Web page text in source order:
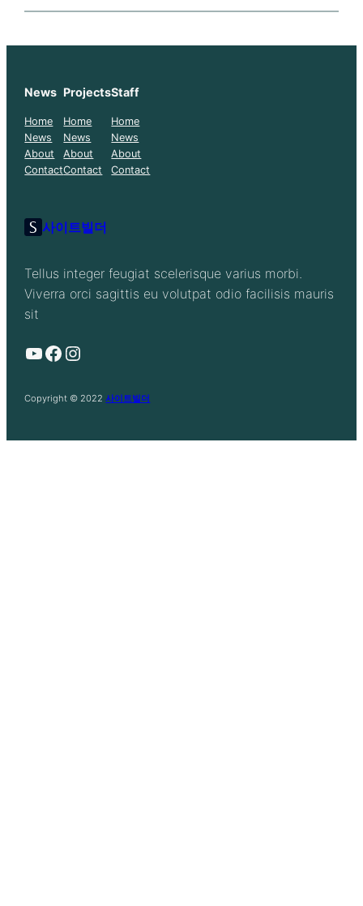
News
Home
News
About
Contact
Projects
Home
News
About
Contact
Staff
Home
News
About
Contact
사이트빌더
Tellus integer feugiat scelerisque varius morbi.
Viverra orci sagittis eu volutpat odio facilisis mauris
sit
YouTube Facebook Instagram
Copyright © 2022 사이트빌더